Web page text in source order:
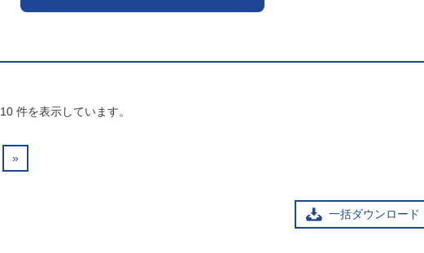
10 件を表示しています。
»
一括ダウンロード